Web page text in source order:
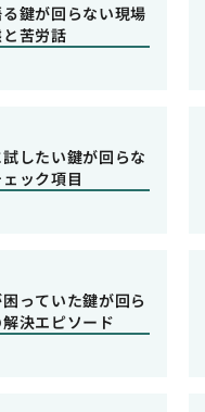
鍵が回らない現場
苦労話
したい鍵が回らな
ック項目
っていた鍵が回ら
決エピソード